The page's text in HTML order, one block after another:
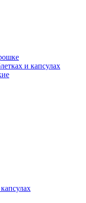
и капсулах